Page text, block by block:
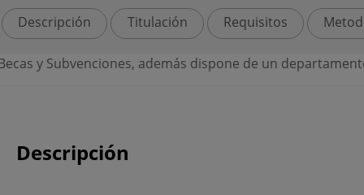
Descripción Titulación Requisitos
además dispone de un departamento de Gestión de
Descripción